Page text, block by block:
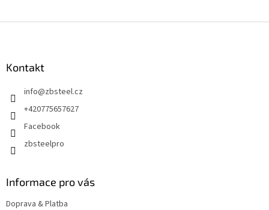
Kontakt
info@zbsteel.cz
+420775657627
Facebook
zbsteelpro
Informace pro vás
Doprava & Platba